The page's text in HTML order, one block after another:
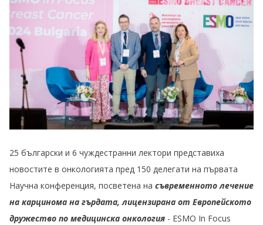
25 български и 6 чуждестранни лектори представиха
новостите в онкологията пред 150 делегати на първата
Научна конференция, посветена на съвременното лечение
на карцинома на гърдата, лицензирана от Европейското
дружество по медицинска онкология - ESMO In Focus